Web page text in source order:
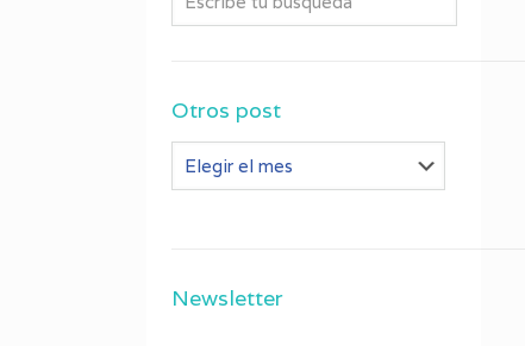
Otros post
Otros
Newsletter